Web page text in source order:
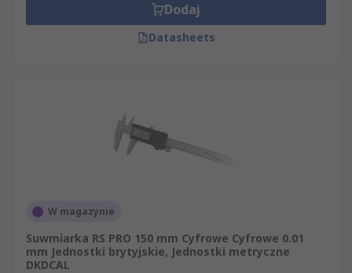
Dodaj
Datasheets
W magazynie
Suwmiarka RS PRO 150 mm Cyfrowe Cyfrowe 0.01
mm Jednostki brytyjskie, Jednostki metryczne
DKDCAL